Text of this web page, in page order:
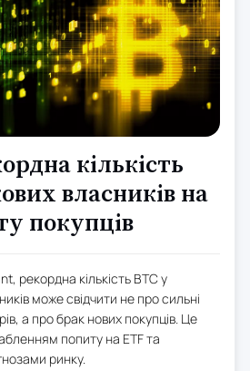
кількість
власників на
покупців
рекордна кількість BTC у
може свідчити не про сильні
а про брак нових покупців. Це
попиту на ETF та
ринку.